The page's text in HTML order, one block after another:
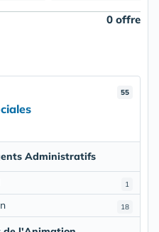
0 offre
55
Administratifs
1
18